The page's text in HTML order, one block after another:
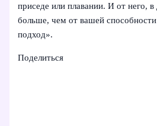
приседе или плавании. И от него, в
больше, чем от вашей
подход».
Поделиться